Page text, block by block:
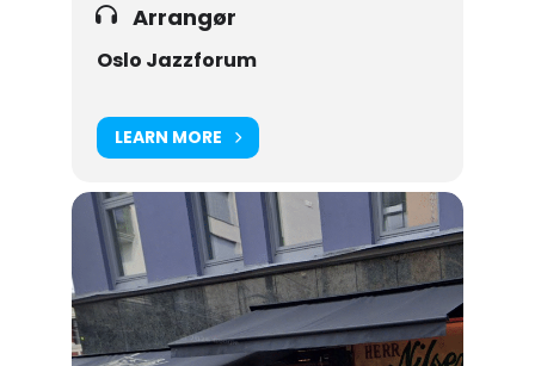
Arrangør
Oslo Jazzforum
LEARN MORE